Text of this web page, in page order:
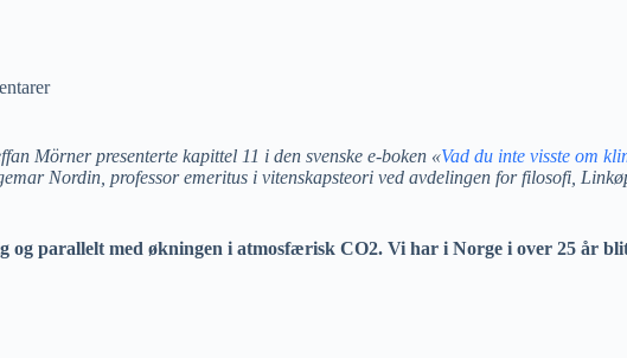
Mörner presenterte kapittel 11 i den svenske e-boken «Vad du inte visste om
Nordin, professor emeritus i vitenskapsteori ved avdelingen for filosofi,
parallelt med økningen i atmosfærisk CO2. Vi har i Norge i over 25 år